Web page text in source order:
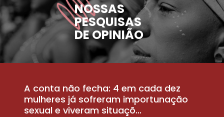
NOSSAS
PESQUISAS
DE OPINIÃO
A conta não fecha: 4 em cada dez
mulheres já sofreram importunação
sexual e viveram situaçõ...